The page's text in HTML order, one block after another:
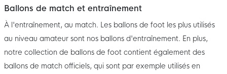
Ballons de match et entraînement
À l'entraînement, au match. Les ballons de foot les plus utilisés
au niveau amateur sont nos ballons d'entraînement. En plus,
notre collection de ballons de foot contient également des
ballons de match officiels, qui sont par exemple utilisés en